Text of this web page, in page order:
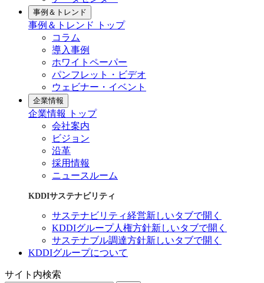
事例＆トレンド
事例＆トレンド トップ
コラム
導入事例
ホワイトペーパー
パンフレット・ビデオ
ウェビナー・イベント
企業情報
企業情報 トップ
会社案内
ビジョン
沿革
採用情報
ニュースルーム
KDDIサステナビリティ
サステナビリティ経営新しいタブで開く
KDDIグループ人権方針新しいタブで開く
サステナブル調達方針新しいタブで開く
KDDIグループについて
サイト内検索